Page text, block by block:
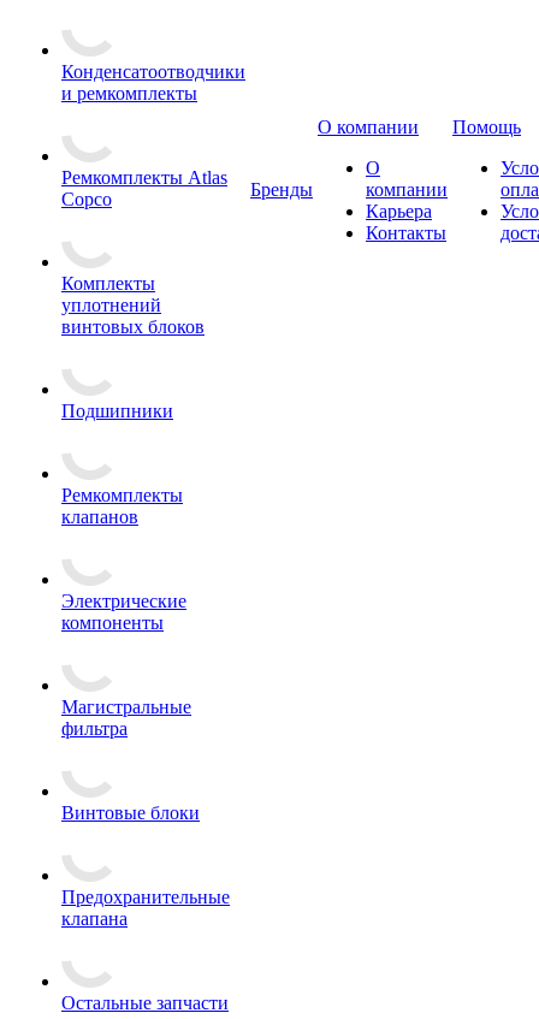
Конденсатоотводчики
и ремкомплекты
Ремкомплекты Atlas
Copco
Комплекты
уплотнений
винтовых блоков
Подшипники
Ремкомплекты
клапанов
Электрические
компоненты
Магистральные
фильтра
Винтовые блоки
Предохранительные
клапана
Остальные запчасти
Бренды
О компании
О
компании
Карьера
Контакты
Помощь